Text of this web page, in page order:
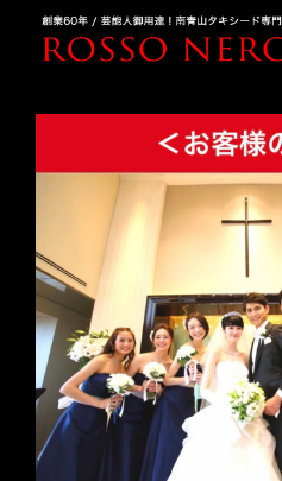
TUXEDO
TUXEDO
KIMONO
COLUMN
ABOUT